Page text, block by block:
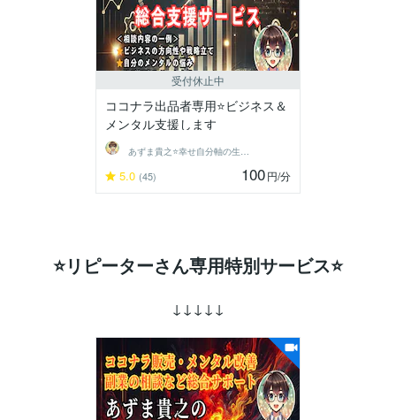
受付休止中
ココナラ出品者専用⭐️ビジネス＆
メンタル支援します
5.0 (45) 100円/分
⭐リピーターさん専用特別サービス⭐
↓↓↓↓↓